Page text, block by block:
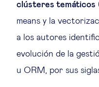
clústeres temáticos
means y la
a los autores
evolución de la
u ORM, por sus